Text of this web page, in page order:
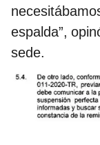
espalda”,
sede.